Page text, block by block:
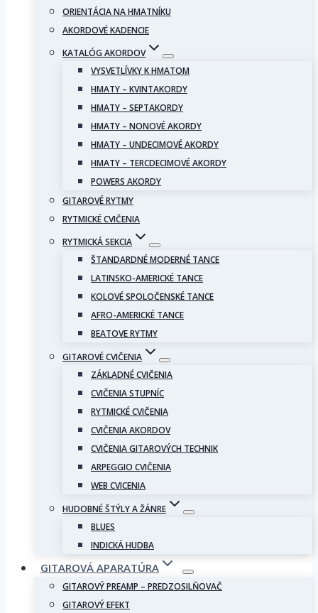
ORIENTÁCIA NA HMATNÍKU
AKORDOVÉ KADENCIE
KATALÓG AKORDOV
VYSVETLÍVKY K HMATOM
HMATY – KVINTAKORDY
HMATY – SEPTAKORDY
HMATY – NONOVÉ AKORDY
HMATY – UNDECIMOVÉ AKORDY
HMATY – TERCDECIMOVÉ AKORDY
POWERS AKORDY
GITAROVÉ RYTMY
RYTMICKÉ CVIČENIA
RYTMICKÁ SEKCIA
ŠTANDARDNÉ MODERNÉ TANCE
LATINSKO-AMERICKÉ TANCE
KOLOVÉ SPOLOČENSKÉ TANCE
AFRO-AMERICKÉ TANCE
BEATOVE RYTMY
GITAROVÉ CVIČENIA
ZÁKLADNÉ CVIČENIA
CVIČENIA STUPNÍC
RYTMICKÉ CVIČENIA
CVIČENIA AKORDOV
CVIČENIA GITAROVÝCH TECHNIK
ARPEGGIO CVIČENIA
WEB CVICENIA
HUDOBNÉ ŠTÝLY A ŽÁNRE
BLUES
INDICKÁ HUDBA
GITAROVÁ APARATÚRA
GITAROVÝ PREAMP – PREDZOSILŇOVAČ
GITAROVÝ EFEKT